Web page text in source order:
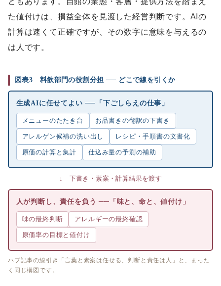
た値付けは、損益全体を見渡した経営判断です。AIの
計算は速くて正確ですが、その数字に意味を与えるの
は人です。
図表3 料飲部門の役割分担 ── どこで線を引くか
生成AIに任せてよい ──「下ごしらえの仕事」
メニューのたたき台 お品書きの翻訳の下書き
アレルゲン候補の洗い出し レシピ・手順書の文書化
原価の計算と集計 仕込み量の予測の補助
↓ 下書き・素案・計算結果を渡す
人が判断し、責任を負う ──「味と、命と、値付け」
味の最終判断 アレルギーの最終確認
原価率の目標と値付け
ハブ記事の線引き「言葉と素案は任せる、判断と責任は人」と、まった
く同じ構図です。